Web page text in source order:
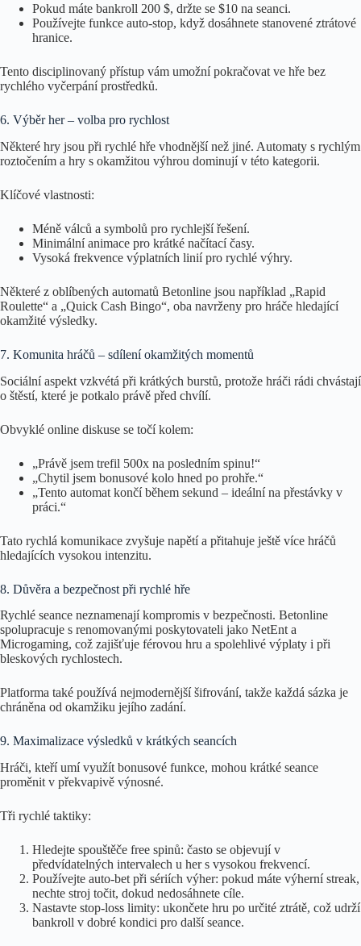
Pokud máte bankroll 200 $, držte se $10 na seanci.
Používejte funkce auto‑stop, když dosáhnete stanovené ztrátové
hranice.
Tento disciplinovaný přístup vám umožní pokračovat ve hře bez
rychlého vyčerpání prostředků.
6. Výběr her – volba pro rychlost
Některé hry jsou při rychlé hře vhodnější než jiné. Automaty s rychlým
roztočením a hry s okamžitou výhrou dominují v této kategorii.
Klíčové vlastnosti:
Méně válců a symbolů pro rychlejší řešení.
Minimální animace pro krátké načítací časy.
Vysoká frekvence výplatních linií pro rychlé výhry.
Některé z oblíbených automatů Betonline jsou například „Rapid
Roulette“ a „Quick Cash Bingo“, oba navrženy pro hráče hledající
okamžité výsledky.
7. Komunita hráčů – sdílení okamžitých momentů
Sociální aspekt vzkvétá při krátkých burstů, protože hráči rádi chvástají
o štěstí, které je potkalo právě před chvílí.
Obvyklé online diskuse se točí kolem:
„Právě jsem trefil 500x na posledním spinu!“
„Chytil jsem bonusové kolo hned po prohře.“
„Tento automat končí během sekund – ideální na přestávky v
práci.“
Tato rychlá komunikace zvyšuje napětí a přitahuje ještě více hráčů
hledajících vysokou intenzitu.
8. Důvěra a bezpečnost při rychlé hře
Rychlé seance neznamenají kompromis v bezpečnosti. Betonline
spolupracuje s renomovanými poskytovateli jako NetEnt a
Microgaming, což zajišťuje férovou hru a spolehlivé výplaty i při
bleskových rychlostech.
Platforma také používá nejmodernější šifrování, takže každá sázka je
chráněna od okamžiku jejího zadání.
9. Maximalizace výsledků v krátkých seancích
Hráči, kteří umí využít bonusové funkce, mohou krátké seance
proměnit v překvapivě výnosné.
Tři rychlé taktiky:
Hledejte spouštěče free spinů: často se objevují v
předvídatelných intervalech u her s vysokou frekvencí.
Používejte auto‑bet při sériích výher: pokud máte výherní streak,
nechte stroj točit, dokud nedosáhnete cíle.
Nastavte stop‑loss limity: ukončete hru po určité ztrátě, což udrží
bankroll v dobré kondici pro další seance.